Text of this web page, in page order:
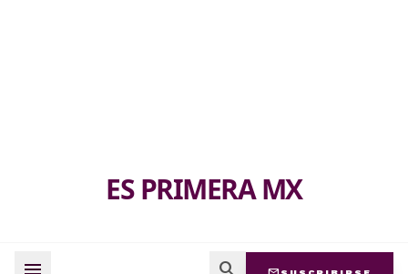
ES PRIMERA MX